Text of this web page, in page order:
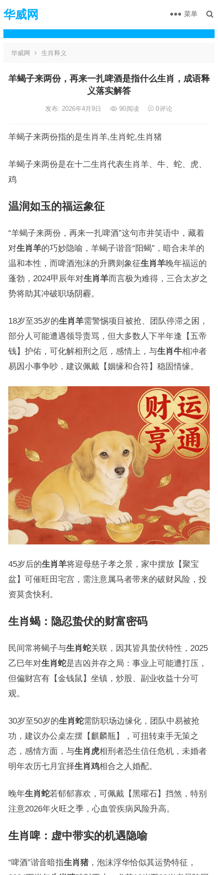
华威网 菜单
华威网 生肖释义
羊蝎子来两份，再来一扎啤酒是指什么生肖，成语释
义落实解答
发布: 2026年4月9日 90阅读 0评论
羊蝎子来两份指的是生肖羊,生肖蛇,生肖猪
羊蝎子来两份是在十二生肖代表生肖羊、牛、蛇、虎、
鸡
温润如玉的福运象征
“羊蝎子来两份，再来一扎啤酒”这句市井笑语中，藏着
对生肖羊的巧妙隐喻，羊蝎子谐音“阳蝎”，暗合未羊的
温和本性，而啤酒泡沫的升腾则象征生肖羊晚年福运的
蓬勃，2024甲辰年对生肖羊而言极为难得，三合太岁之
势将助其冲破职场阴霾。
18岁至35岁的生肖羊需警惕项目被抢、团队停滞之困，
部分人可能遭遇领导责骂，但大多数人下半年逢【五帝
钱】护佑，可化解相刑之厄，感情上，与生肖牛相冲者
易因小事争吵，建议佩戴【姻缘和合符】稳固情缘。
45岁后的生肖羊将迎母慈子孝之景，家中摆放【聚宝
盆】可催旺田宅宫，需注意属马者带来的破财风险，投
资莫贪快利。
生肖蝎：隐忍蛰伏的财富密码
民间常将蝎子与生肖蛇关联，因其皆具蛰伏特性，2025
乙巳年对生肖蛇是吉凶并存之局：事业上可能遭打压，
但偏财宫有【金钱鼠】坐镇，炒股、副业收益十分可
观。
30岁至50岁的生肖蛇需防职场边缘化，团队中易被抢
功，建议办公桌左摆【麒麟瓶】，可扭转束手无策之
态，感情方面，与生肖虎相刑者恐生信任危机，未婚者
明年农历七月宜择生肖鸡相合之人婚配。
晚年生肖蛇若郁郁寡欢，可佩戴【黑曜石】挡煞，特别
注意2026年火旺之季，心血管疾病风险升高。
生肖啤：虚中带实的机遇隐喻
“啤酒”谐音暗指生肖猪，泡沫浮华恰似其运势特征，